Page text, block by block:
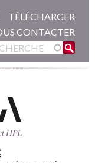
TÉLÉCHARGER
CONTACTER